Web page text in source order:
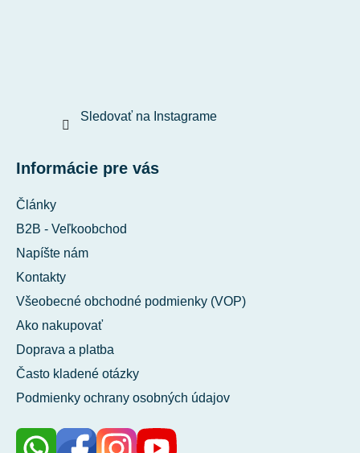
Sledovať na Instagrame
Informácie pre vás
Články
B2B - Veľkoobchod
Napíšte nám
Kontakty
Všeobecné obchodné podmienky (VOP)
Ako nakupovať
Doprava a platba
Často kladené otázky
Podmienky ochrany osobných údajov